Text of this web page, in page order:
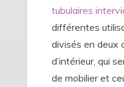
tubulaires
différentes
divisés en deux
d’intérieur, qui
de mobilier et